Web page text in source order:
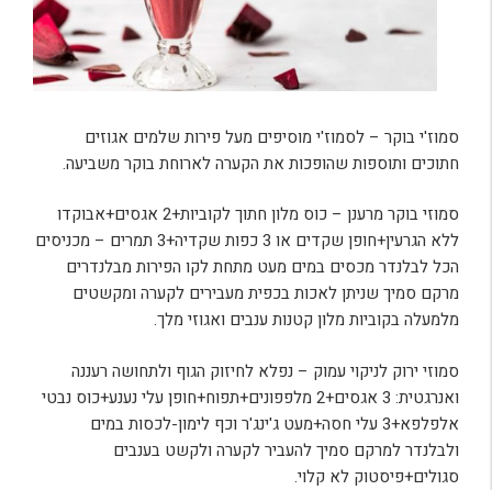
סמוז'י בוקר – לסמוז'י מוסיפים מעל פירות שלמים אגוזים
חתוכים ותוספות שהופכות את הקערה לארוחת בוקר משביעה.
סמוזי בוקר מרענן – כוס מלון חתוך לקוביות+2 אגסים+אבוקדו
ללא הגרעין+חופן שקדים או 3 כפות שקדיה+3 תמרים – מכניסים
הכל לבלנדר מכסים במים מעט מתחת לקו הפירות מבלנדרים
מרקם סמיך שניתן לאכות בכפית מעבירים לקערה ומקשטים
מלמעלה בקוביות מלון קטנות ענבים ואגוזי מלך.
סמוזי ירוק לניקוי עמוק – נפלא לחיזוק הגוף ולתחושה רעננה
ואנרגטית: 3 אגסים+2 מלפפונים+תפוח+חופן עלי נענע+כוס נבטי
אלפלפא+3 עלי חסה+מעט ג'ינג'ר וכף לימון-לכסות במים
ולבלנדר למרקם סמיך להעביר לקערה ולקשט בענבים
סגולים+פיסטוק לא קלוי.